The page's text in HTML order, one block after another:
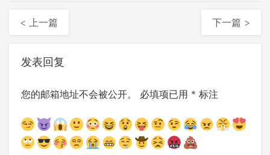
< 上一篇 下一篇 >
发表回复
您的邮箱地址不会被公开。 必填项已用 * 标注